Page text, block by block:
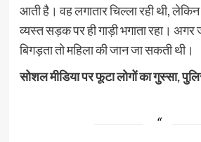
आती है। वह लगातार चिल्ला रही थी,
व्यस्त सड़क पर ही गाड़ी भगाता रहा।
बिगड़ता तो महिला की जान जा सकती थी।
सोशल मीडिया पर फूटा लोगों का गुस्सा,